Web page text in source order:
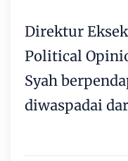
Direktur
Political
Syah
diwaspadai